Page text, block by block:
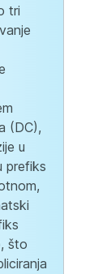
tri
(DC),
u
prefiks
što